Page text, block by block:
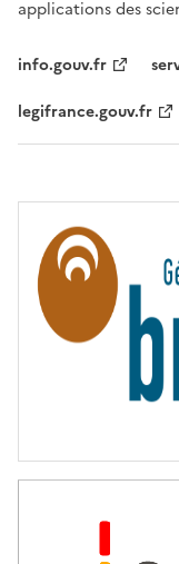
applications des
info.gouv.fr
legifrance.gouv.fr